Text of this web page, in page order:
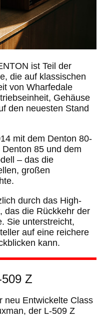
ist Teil der
die auf klassischen
von Wharfedale
Gehäuse
den neuesten Stand
mit dem Denton 80-
85 und dem
– das die
großen
durch das High-
das die Rückkehr der
Sie unterstreicht,
auf eine reichere
kann.
Z
neu Entwickelte Class
der L-509 Z